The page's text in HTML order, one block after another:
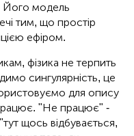
Його модель
тим, що простір
ефіром.
фізика не терпить
сингулярність, це
для опису
"Не працює" -
щось відбувається,